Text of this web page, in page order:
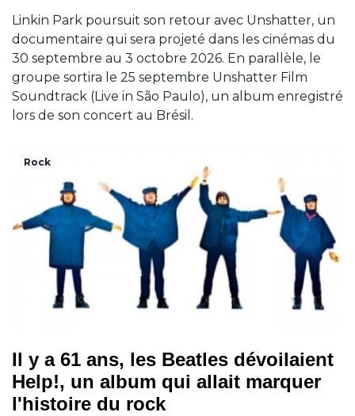
Linkin Park poursuit son retour avec Unshatter, un
documentaire qui sera projeté dans les cinémas du
30 septembre au 3 octobre 2026. En parallèle, le
groupe sortira le 25 septembre Unshatter Film
Soundtrack (Live in São Paulo), un album enregistré
lors de son concert au Brésil.
Rock
Il y a 61 ans, les Beatles dévoilaient
Help!, un album qui allait marquer
l'histoire du rock